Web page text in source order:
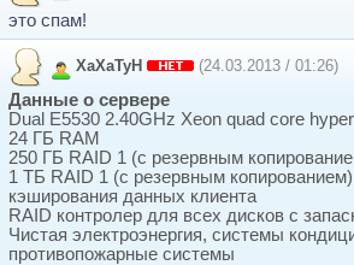
это спам!
XaXaTyH (24.03.2013 / 01:26)
Данные о сервере
Dual E5530 2.40GHz Xeon quad core
24 ГБ RAM
250 ГБ RAID 1 (с резервным
1 ТБ RAID 1 (с резервным
кэширования данных клиента
RAID контролер для всех дисков с
Чистая электроэнергия, системы
противопожарные системы